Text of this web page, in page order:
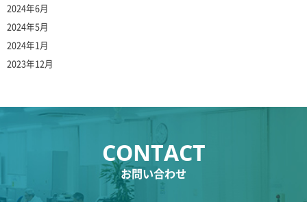
2024年6月
2024年5月
2024年1月
2023年12月
お問い合わせ